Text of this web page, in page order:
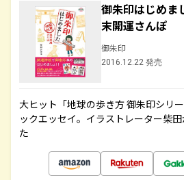
御朱印はじめ
末開運さんぽ
御朱印
2016.12.22 発売
大ヒット「地球の歩き方 御朱印シリ
ックエッセイ。イラストレーター柴
た